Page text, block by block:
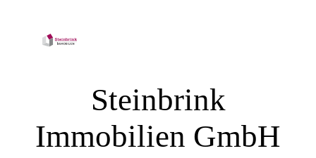
Steinbrink
Immobilien GmbH